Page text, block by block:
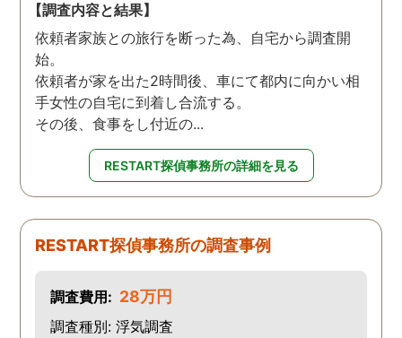
【調査内容と結果】
依頼者家族との旅行を断った為、自宅から調査開
始。
依頼者が家を出た2時間後、車にて都内に向かい相
手女性の自宅に到着し合流する。
その後、食事をし付近の...
RESTART探偵事務所の詳細を見る
RESTART探偵事務所の調査事例
調査費用: 28万円
調査種別: 浮気調査